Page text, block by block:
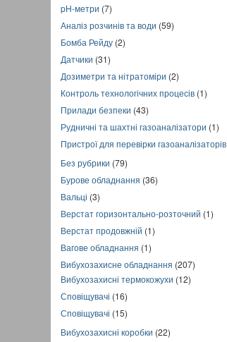
pH-метри (7)
Аналіз розчинів та води (59)
Бомба Рейду (2)
Датчики (31)
Дозиметри та нітратоміри (2)
Контроль технологічних процесів (1)
Прилади безпеки (43)
Рудничні та шахтні газоаналізатори (1)
Пристрої для перевірки газоаналізаторів
Без рубрики (79)
Бурове обладнання (36)
Вальці (3)
Верстат горизонтально-розточний (1)
Верстат продовжній (1)
Вагове обладнання (1)
Вибухозахисне обладнання (207)
Вибухозахисні термокожухи (12)
Сповіщувачі (16)
Сповіщувачі (15)
Вибухозахисні коробки (22)